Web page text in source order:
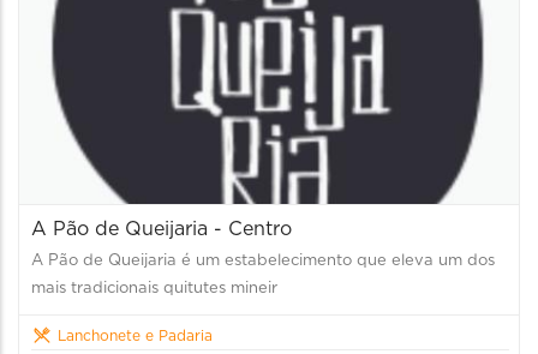
A Pão de Queijaria - Centro
A Pão de Queijaria é um estabelecimento que eleva um dos
mais tradicionais quitutes mineir
Lanchonete e Padaria